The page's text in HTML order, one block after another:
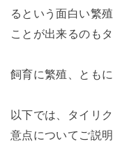
るという面白い繁
ことが出来るのも
飼育に繁殖、とも
以下では、タイリ
意点についてご説